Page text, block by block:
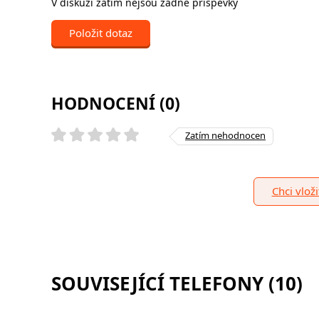
Položit dotaz
HODNOCENÍ (0)
Zatím nehodnocen
Chci
SOUVISEJÍCÍ TELEFONY (10)